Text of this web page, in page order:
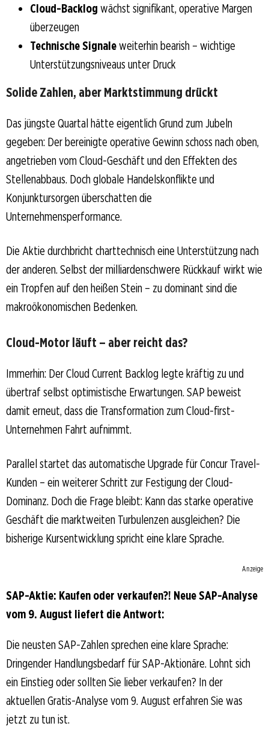
Cloud-Backlog wächst signifikant, operative Margen
überzeugen
Technische Signaleweiterhin bearish – wichtige
Unterstützungsniveaus unter Druck
Solide Zahlen, aber Marktstimmung drückt
Das jüngste Quartal hätte eigentlich Grund zum Jubeln
gegeben: Der bereinigte operative Gewinn schoss nach oben,
angetrieben vom Cloud-Geschäft und den Effekten des
Stellenabbaus. Doch globale Handelskonflikte und
Konjunktursorgen überschatten die
Unternehmensperformance.
Die Aktie durchbricht charttechnisch eine Unterstützung nach
der anderen. Selbst der milliardenschwere Rückkauf wirkt wie
ein Tropfen auf den heißen Stein – zu dominant sind die
makroökonomischen Bedenken.
Cloud-Motor läuft – aber reicht das?
Immerhin: Der Cloud Current Backlog legte kräftig zu und
übertraf selbst optimistische Erwartungen. SAP beweist
damit erneut, dass die Transformation zum Cloud-first-
Unternehmen Fahrt aufnimmt.
Parallel startet das automatische Upgrade für Concur Travel-
Kunden – ein weiterer Schritt zur Festigung der Cloud-
Dominanz. Doch die Frage bleibt: Kann das starke operative
Geschäft die marktweiten Turbulenzen ausgleichen? Die
bisherige Kursentwicklung spricht eine klare Sprache.
Anzeige
SAP-Aktie: Kaufen oder verkaufen?! Neue SAP-Analyse
vom 9. August liefert die Antwort:
Die neusten SAP-Zahlen sprechen eine klare Sprache:
Dringender Handlungsbedarf für SAP-Aktionäre. Lohnt sich
ein Einstieg oder sollten Sie lieber verkaufen? In der
aktuellen Gratis-Analyse vom 9. August erfahren Sie was
jetzt zu tun ist.